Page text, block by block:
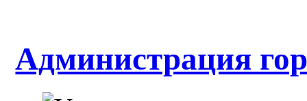
Администрация